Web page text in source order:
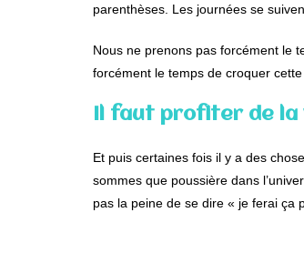
parenthèses. Les journées se
Nous ne prenons pas forcément le
forcément le temps de croquer
Il faut profiter de la
Et puis certaines fois il y a des
sommes que poussière dans
pas la peine de se dire « je ferai ça